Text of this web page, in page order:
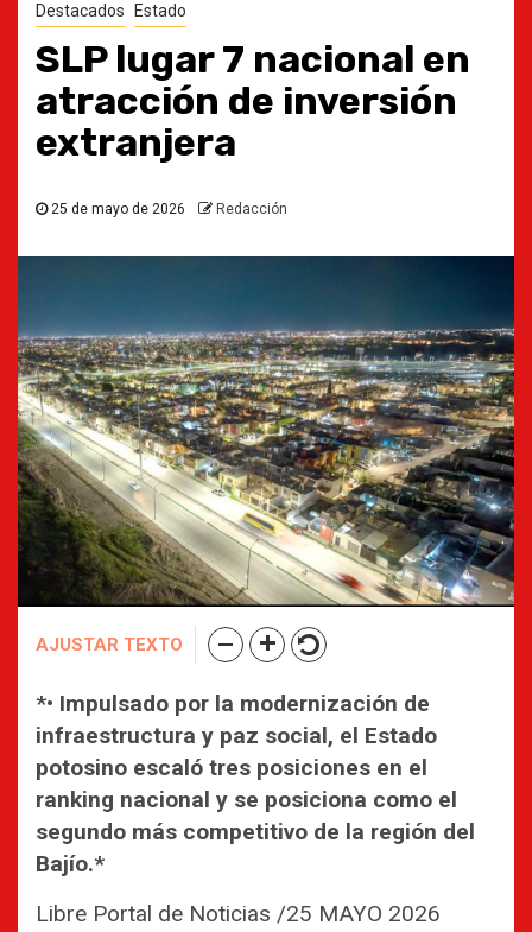
Destacados Estado
SLP lugar 7 nacional en
atracción de inversión
extranjera
25 de mayo de 2026 Redacción
AJUSTAR TEXTO
*• Impulsado por la modernización de
infraestructura y paz social, el Estado
potosino escaló tres posiciones en el
ranking nacional y se posiciona como el
segundo más competitivo de la región del
Bajío.*
Libre Portal de Noticias /25 MAYO 2026